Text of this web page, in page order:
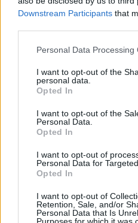
Downstream Participants that
Please note that this website/
not limited to your visit or
grant or deny consent to
use your data for below
consent section.
Personal Data Processing
I want to opt-out of the
personal data.
Opted In
I want to opt-out of the
Personal Data.
Opted In
I want to opt-out of
Personal Data for
Opted In
I want to opt-out of
Retention, Sale, and/or
Personal Data that Is